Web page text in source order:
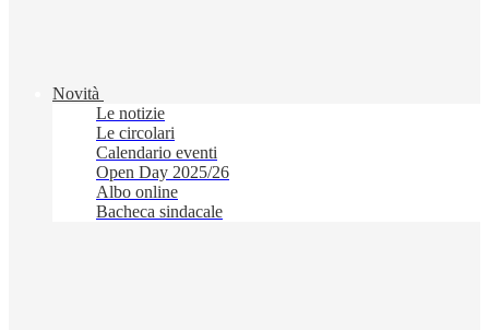
Novità
Le notizie
Le circolari
Calendario eventi
Open Day 2025/26
Albo online
Bacheca sindacale